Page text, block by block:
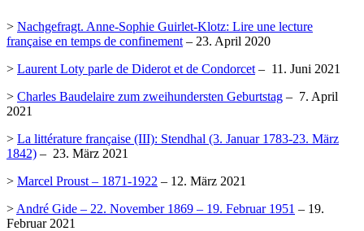
> Nachgefragt. Anne-Sophie Guirlet-Klotz: Lire une lecture
française en temps de confinement – 23. April 2020
> Laurent Loty parle de Diderot et de Condorcet – 11. Juni 2021
> Charles Baudelaire zum zweihundersten Geburtstag – 7. April
2021
> La littérature française (III): Stendhal (3. Januar 1783-23. März
1842) – 23. März 2021
> Marcel Proust – 1871-1922 – 12. März 2021
> André Gide – 22. November 1869 – 19. Februar 1951 – 19.
Februar 2021